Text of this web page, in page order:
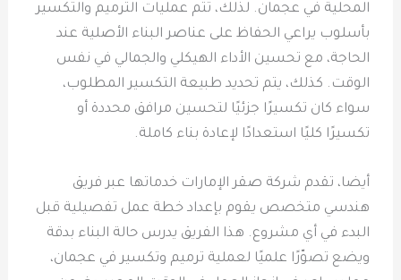
المحلية في عجمان. لذلك، تتم عمليات الترميم والتكسير
بأسلوب يراعي الحفاظ على عناصر البناء الأصلية عند
الحاجة، مع تحسين الأداء الهيكلي والجمالي في نفس
الوقت. كذلك، يتم تحديد طبيعة التكسير المطلوب،
سواء كان تكسيرًا جزئيًا لتحسين مرافق محددة أو
تكسيرًا كليًا استعدادًا لإعادة بناء كاملة.
أيضا، تقدم شركة صقر الإمارات خدماتها عبر فريق
هندسي متخصص يقوم بإعداد خطة عمل تفصيلية قبل
البدء في أي مشروع. هذا الفريق يدرس حالة البناء بدقة
ويضع تصوّرًا علميًا لعملية ترميم وتكسير في عجمان،